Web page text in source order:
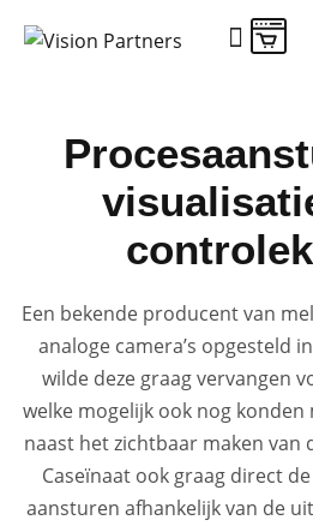
Een bekende producent van
analoge camera’s opgesteld
wilde deze graag vervangen
welke mogelijk ook nog
naast het zichtbaar maken van
Caseïnaat ook graag direct
aansturen afhankelijk van de